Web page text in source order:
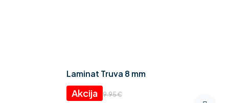
Laminat Truva 8 mm
9.95€
Izvorna
cijena
Trenutna
cijena